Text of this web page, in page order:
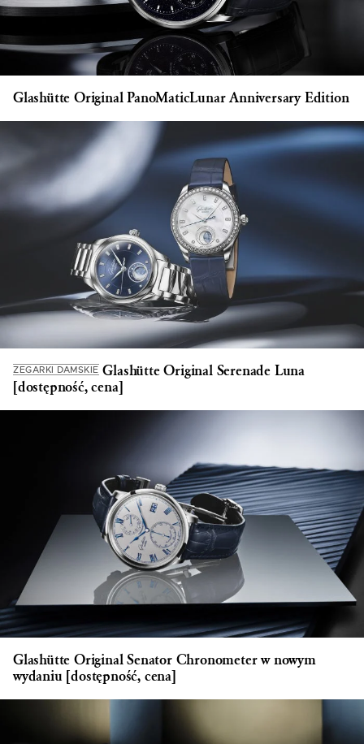
Glashütte Original PanoMaticLunar Anniversary Edition
ZEGARKI DAMSKIEGlashütte Original Serenade Luna
[dostępność, cena]
Glashütte Original Senator Chronometer w nowym
wydaniu [dostępność, cena]